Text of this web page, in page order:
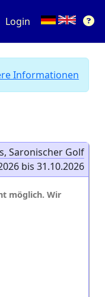
Login
Informationen
Saronischer Golf
bis 31.10.2026
möglich. Wir